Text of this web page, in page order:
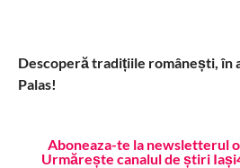
Descoperă tradițiile românești, în
Palas!
Aboneaza-te la newsletterul
Urmărește canalul de știri